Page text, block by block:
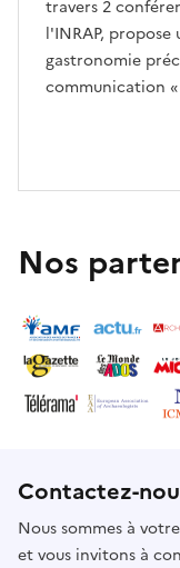
travers 2
l'INRAP, propose
gastronomie
communication
consommation
Nos
Contactez-
Nous sommes à
et vous invitons à